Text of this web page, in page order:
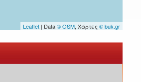
Leaflet | Data© OSM, Χάρτες © buk.gr